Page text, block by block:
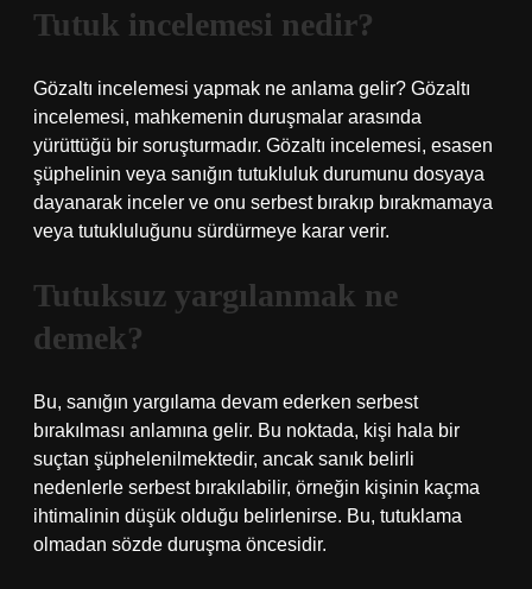
Tutuk incelemesi nedir?
Gözaltı incelemesi yapmak ne anlama gelir? Gözaltı
incelemesi, mahkemenin duruşmalar arasında
yürüttüğü bir soruşturmadır. Gözaltı incelemesi, esasen
şüphelinin veya sanığın tutukluluk durumunu dosyaya
dayanarak inceler ve onu serbest bırakıp bırakmamaya
veya tutukluluğunu sürdürmeye karar verir.
Tutuksuz yargılanmak ne
demek?
Bu, sanığın yargılama devam ederken serbest
bırakılması anlamına gelir. Bu noktada, kişi hala bir
suçtan şüphelenilmektedir, ancak sanık belirli
nedenlerle serbest bırakılabilir, örneğin kişinin kaçma
ihtimalinin düşük olduğu belirlenirse. Bu, tutuklama
olmadan sözde duruşma öncesidir.